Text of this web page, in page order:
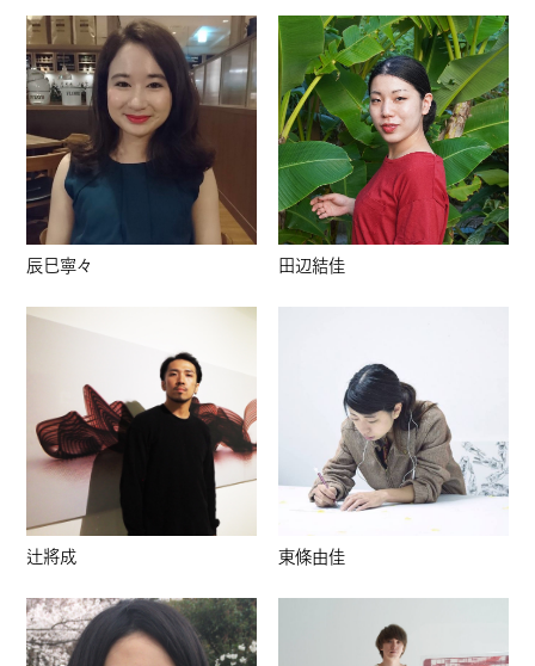
辰巳寧々 田辺結佳
辻將成 東條由佳